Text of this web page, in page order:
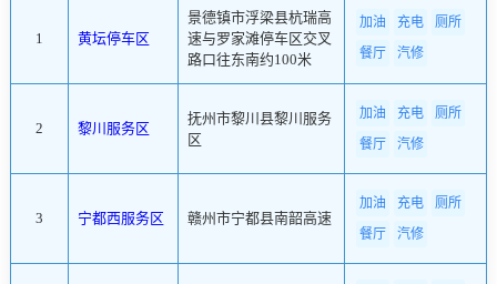
1 黄坛停车区
景德镇市浮梁县杭瑞高
速与罗家滩停车区交叉
路口往东南约100米
加油 充电
厕所
餐厅
汽修
2 黎川服务区
抚州市黎川县黎川服务
区
加油 充电
厕所
餐厅
汽修
3 宁都西服务区 赣州市宁都县南韶高速
加油 充电
厕所
餐厅
汽修